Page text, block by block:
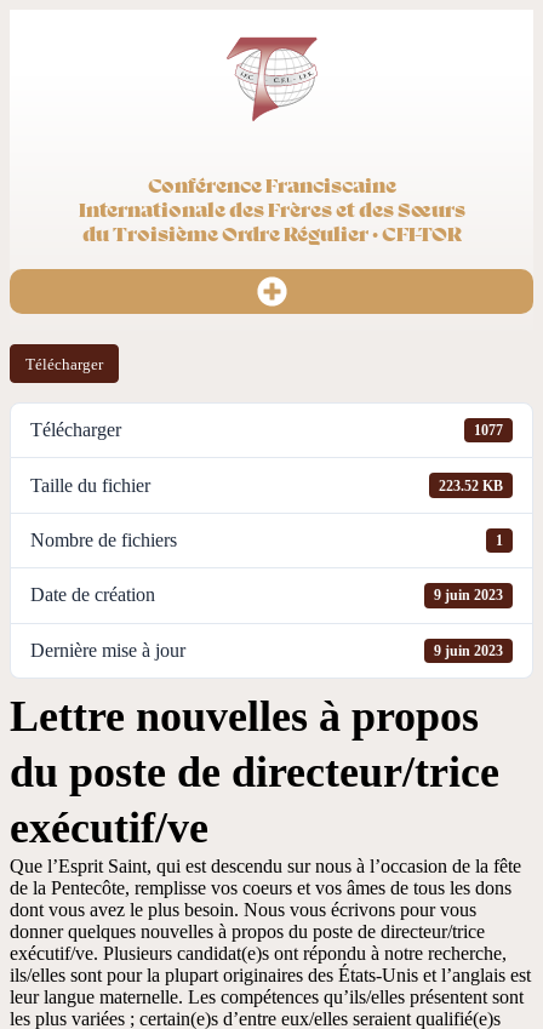
Conférence Franciscaine
Internationale des Frères et des Sœurs
du Troisième Ordre Régulier · CFI-TOR
Télécharger
Télécharger 1077
Taille du fichier 223.52 KB
Nombre de fichiers 1
Date de création 9 juin 2023
Dernière mise à jour 9 juin 2023
Lettre nouvelles à propos
du poste de directeur/trice
exécutif/ve
Que l’Esprit Saint, qui est descendu sur nous à l’occasion de la fête
de la Pentecôte, remplisse vos coeurs et vos âmes de tous les dons
dont vous avez le plus besoin. Nous vous écrivons pour vous
donner quelques nouvelles à propos du poste de directeur/trice
exécutif/ve. Plusieurs candidat(e)s ont répondu à notre recherche,
ils/elles sont pour la plupart originaires des États-Unis et l’anglais est
leur langue maternelle. Les compétences qu’ils/elles présentent sont
les plus variées ; certain(e)s d’entre eux/elles seraient qualifié(e)s